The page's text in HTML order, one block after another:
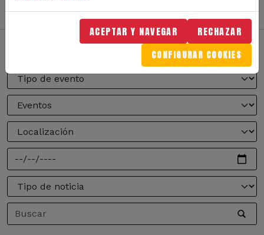
ACEPTAR Y NAVEGAR RECHAZAR
CONFIGURAR COOKIES